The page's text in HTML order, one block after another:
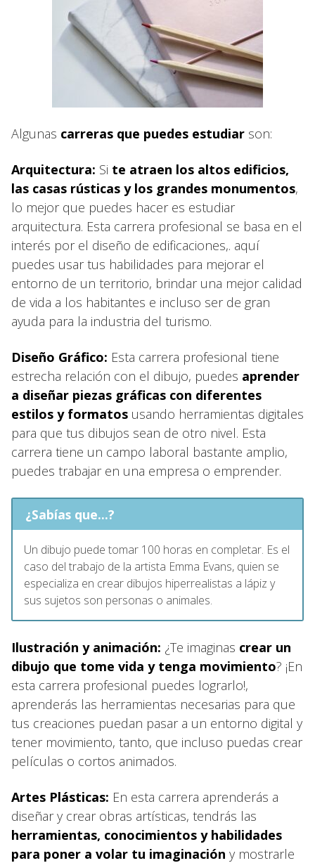
Algunas carreras que puedes estudiar son:
Arquitectura: Si te atraen los altos edificios,
las casas rústicas y los grandes monumentos,
lo mejor que puedes hacer es estudiar
arquitectura. Esta carrera profesional se basa en el
interés por el diseño de edificaciones,. aquí
puedes usar tus habilidades para mejorar el
entorno de un territorio, brindar una mejor calidad
de vida a los habitantes e incluso ser de gran
ayuda para la industria del turismo.
Diseño Gráfico: Esta carrera profesional tiene
estrecha relación con el dibujo, puedes aprender
a diseñar piezas gráficas con diferentes
estilos y formatos usando herramientas digitales
para que tus dibujos sean de otro nivel. Esta
carrera tiene un campo laboral bastante amplio,
puedes trabajar en una empresa o emprender.
¿Sabías que...?
Un dibujo puede tomar 100 horas en completar. Es el
caso del trabajo de la artista Emma Evans, quien se
especializa en crear dibujos hiperrealistas a lápiz y
sus sujetos son personas o animales.
Ilustración y animación: ¿Te imaginas crear un
dibujo que tome vida y tenga movimiento? ¡En
esta carrera profesional puedes lograrlo!,
aprenderás las herramientas necesarias para que
tus creaciones puedan pasar a un entorno digital y
tener movimiento, tanto, que incluso puedas crear
películas o cortos animados.
Artes Plásticas: En esta carrera aprenderás a
diseñar y crear obras artísticas, tendrás las
herramientas, conocimientos y habilidades
para poner a volar tu imaginación y mostrarle